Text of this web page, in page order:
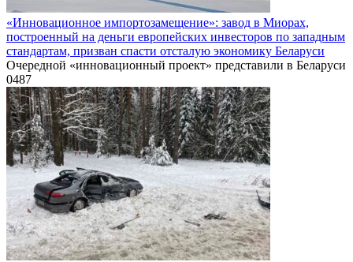
«Инновационное импортозамещение»: завод в Миорах,
построенный на деньги европейских инвесторов по западным
стандартам, призван спасти отсталую экономику Беларуси
Очередной «инновационный проект» представили в Беларуси
0487